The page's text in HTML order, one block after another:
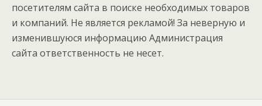
посетителям сайта в поиске необходимых товаров
и компаний. Не является рекламой! За неверную и
изменившуюся информацию Администрация
сайта ответственность не несет.